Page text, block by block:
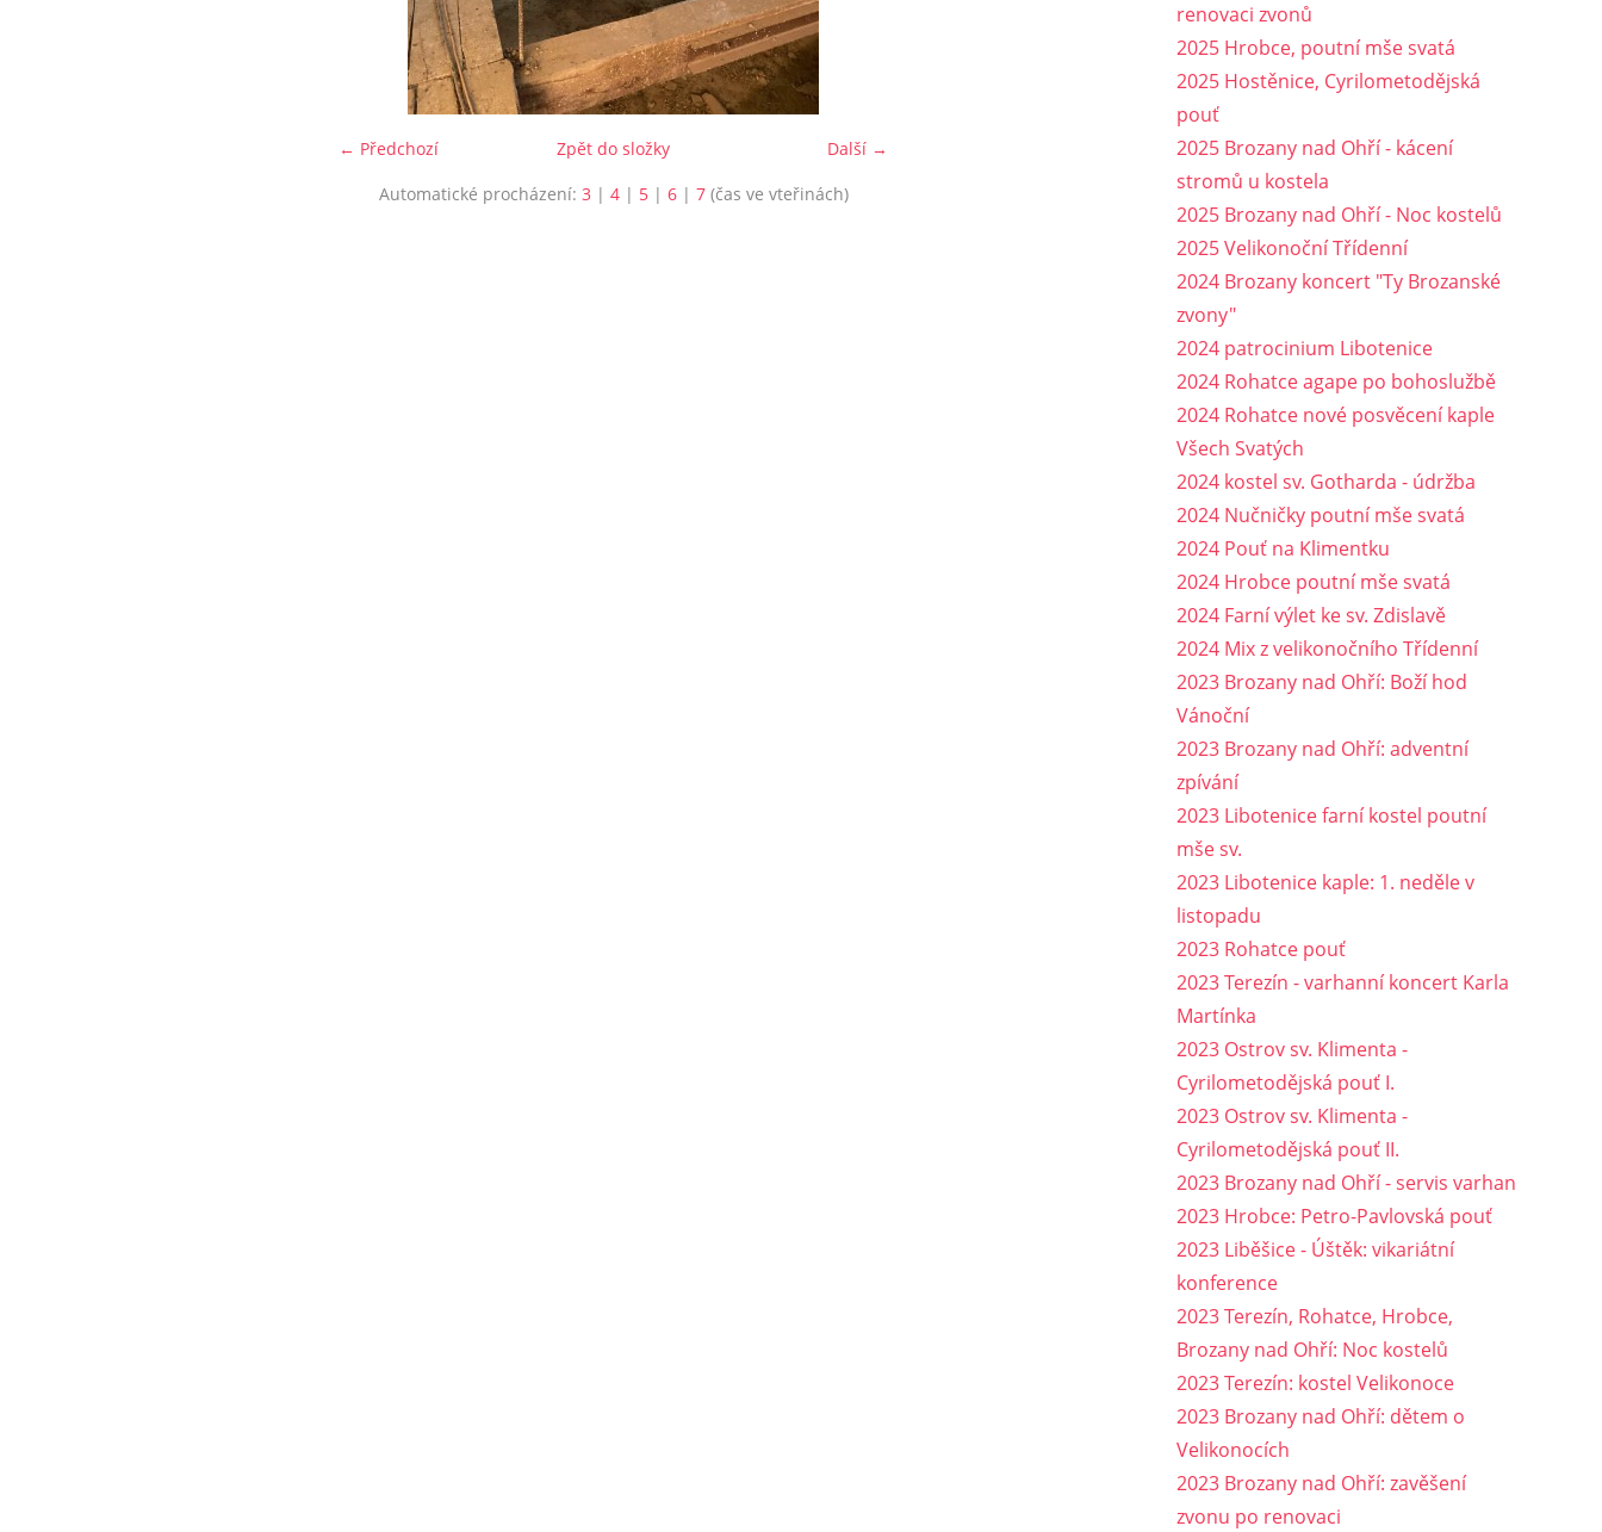
← Předchozí Další →
Zpět do složky
Automatické procházení: 3 | 4| 5| 6| 7(čas ve vteřinách)
renovaci zvonů
2025 Hrobce, poutní mše svatá
2025 Hostěnice, Cyrilometodějská
pouť
2025 Brozany nad Ohří - kácení
stromů u kostela
2025 Brozany nad Ohří - Noc kostelů
2025 Velikonoční Třídenní
2024 Brozany koncert "Ty Brozanské
zvony"
2024 patrocinium Libotenice
2024 Rohatce agape po bohoslužbě
2024 Rohatce nové posvěcení kaple
Všech Svatých
2024 kostel sv. Gotharda - údržba
2024 Nučničky poutní mše svatá
2024 Pouť na Klimentku
2024 Hrobce poutní mše svatá
2024 Farní výlet ke sv. Zdislavě
2024 Mix z velikonočního Třídenní
2023 Brozany nad Ohří: Boží hod
Vánoční
2023 Brozany nad Ohří: adventní
zpívání
2023 Libotenice farní kostel poutní
mše sv.
2023 Libotenice kaple: 1. neděle v
listopadu
2023 Rohatce pouť
2023 Terezín - varhanní koncert Karla
Martínka
2023 Ostrov sv. Klimenta -
Cyrilometodějská pouť I.
2023 Ostrov sv. Klimenta -
Cyrilometodějská pouť II.
2023 Brozany nad Ohří - servis varhan
2023 Hrobce: Petro-Pavlovská pouť
2023 Liběšice - Úštěk: vikariátní
konference
2023 Terezín, Rohatce, Hrobce,
Brozany nad Ohří: Noc kostelů
2023 Terezín: kostel Velikonoce
2023 Brozany nad Ohří: dětem o
Velikonocích
2023 Brozany nad Ohří: zavěšení
zvonu po renovaci